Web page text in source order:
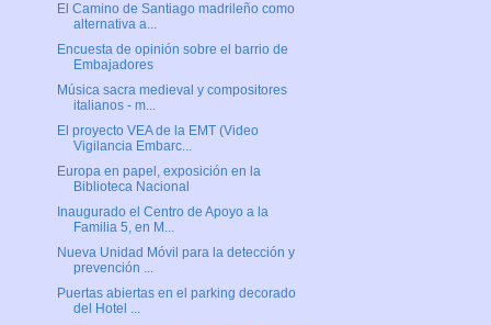
El Camino de Santiago madrileño como
alternativa a...
Encuesta de opinión sobre el barrio de
Embajadores
Música sacra medieval y compositores
italianos - m...
El proyecto VEA de la EMT (Video
Vigilancia Embarc...
Europa en papel, exposición en la
Biblioteca Nacional
Inaugurado el Centro de Apoyo a la
Familia 5, en M...
Nueva Unidad Móvil para la detección y
prevención ...
Puertas abiertas en el parking decorado
del Hotel ...